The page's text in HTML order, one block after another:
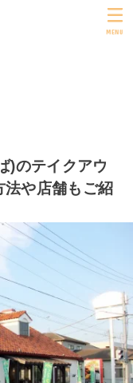
MENU
)のテイクアウ
法や店舗もご紹